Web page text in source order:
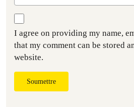
I agree on providing my name,
that my comment can be stored
website.
Soumettre